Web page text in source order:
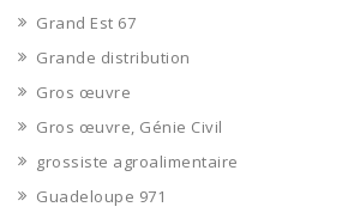
Grand Est 67
Grande distribution
Gros œuvre
Gros œuvre, Génie Civil
grossiste agroalimentaire
Guadeloupe 971